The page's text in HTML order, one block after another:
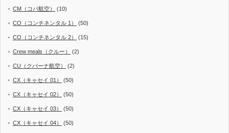
CM（コパ航空） (10)
CO（コンチネンタル 1） (50)
CO（コンチネンタル 2） (15)
Crew meals（クルー） (2)
CU（クバーナ航空） (2)
CX（キャセイ 01） (50)
CX（キャセイ 02） (50)
CX（キャセイ 03） (50)
CX（キャセイ 04） (50)